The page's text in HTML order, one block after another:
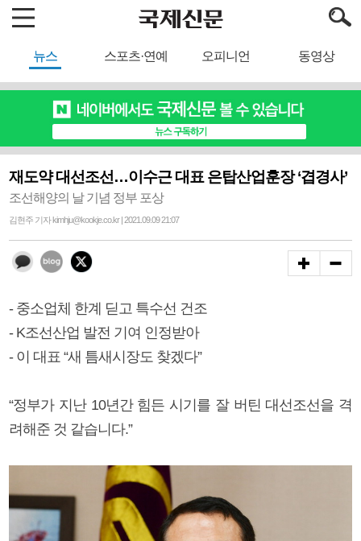
뉴스 스포츠·연예 오피니언 동영상
재도약 대선조선…이수근 대표 은탑산업훈장 ‘겹경사’
조선해양의 날 기념 정부 포상
김현주 기자 kimhju@kookje.co.kr | 2021.09.09 21:07
- 중소업체 한계 딛고 특수선 건조
- K조선산업 발전 기여 인정받아
- 이 대표 “새 틈새시장도 찾겠다”
“정부가 지난 10년간 힘든 시기를 잘 버틴 대선조선을 격
려해준 것 같습니다.”